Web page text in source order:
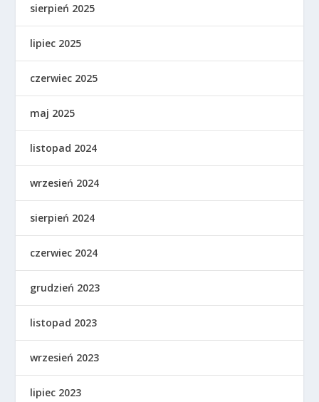
sierpień 2025
lipiec 2025
czerwiec 2025
maj 2025
listopad 2024
wrzesień 2024
sierpień 2024
czerwiec 2024
grudzień 2023
listopad 2023
wrzesień 2023
lipiec 2023